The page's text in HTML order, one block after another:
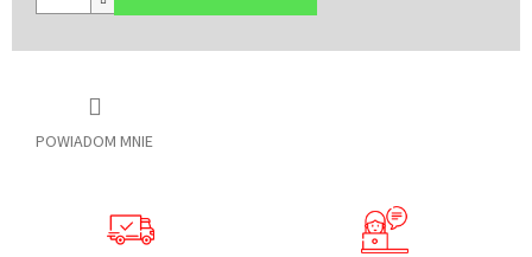
POWIADOM MNIE